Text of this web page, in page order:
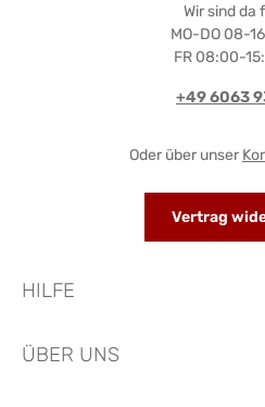
Wir sind da
MO-DO 08-
FR 08:00-
+49 6063
Oder über unser
Vertrag
HILFE
ÜBER UNS